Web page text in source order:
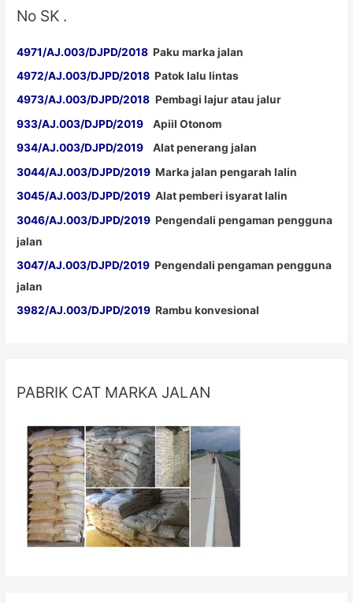
No SK .
4971/AJ.003/DJPD/2018 Paku marka jalan
4972/AJ.003/DJPD/2018 Patok lalu lintas
4973/AJ.003/DJPD/2018 Pembagi lajur atau jalur
933/AJ.003/DJPD/2019 Apiil Otonom
934/AJ.003/DJPD/2019 Alat penerang jalan
3044/AJ.003/DJPD/2019 Marka jalan pengarah lalin
3045/AJ.003/DJPD/2019 Alat pemberi isyarat lalin
3046/AJ.003/DJPD/2019 Pengendali pengaman pengguna
jalan
3047/AJ.003/DJPD/2019 Pengendali pengaman pengguna
jalan
3982/AJ.003/DJPD/2019 Rambu konvesional
PABRIK CAT MARKA JALAN